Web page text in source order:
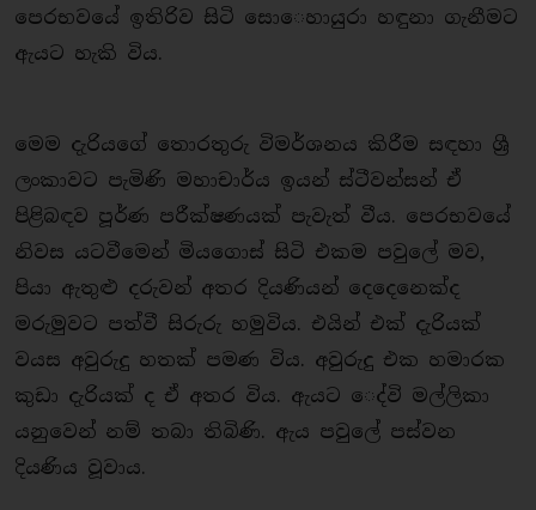
පෙරභවයේ ඉතිරිව සිටි සො​ෙහායුරා හඳුනා ගැනීමට
ඇයට හැකි විය.
මෙම දැරියගේ තොරතුරු විමර්ශනය කිරීම සඳහා ශ්‍රී
ලංකාවට පැමිණි මහාචාර්ය ඉයන් ස්ටීවන්සන් ඒ
පිළිබඳව පූර්ණ පරීක්ෂණයක් පැවැත් වීය. පෙරභවයේ
නිවස යටවීමෙන් මියගොස් සිටි එකම පවුලේ මව,
පියා ඇතුළු දරුවන් අතර දියණියන් දෙදෙනෙක්ද
මරුමුවට පත්වී සිරුරු හමුවිය. එයින් එක් දැරියක්
වයස අවුරුදු හතක් පමණ විය. අවුරුදු එක හමාරක
කුඩා දැරියක් ද ඒ අතර විය. ඇයට ​ෙද්වි මල්ලිකා
යනුවෙන් නම් තබා තිබිණි. ඇය පවුලේ පස්වන
දියණිය වූවාය.